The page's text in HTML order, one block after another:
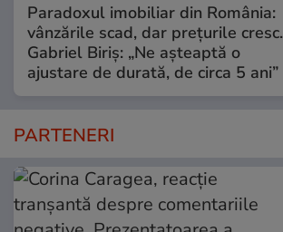
Paradoxul imobiliar din România:
vânzările scad, dar prețurile cresc.
Gabriel Biriș: „Ne așteaptă o
ajustare de durată, de circa 5 ani”
PARTENERI